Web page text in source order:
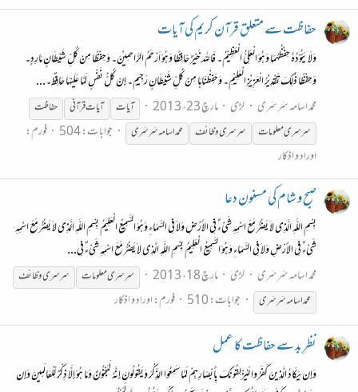
حفاظت سے متعلق قرآن کریم کی آیات
وَلَایَئُوْدُہٗ حِفْظُهُمَا وَهُوَ الْعَلِيُّ الْعَظِيْمُ۔ فَالله خَيْرٌ حَافِظًا وَهُوَ اَرْحَمُ الرَّاحِمِيْنَ۔ وَحِفْظًا مِنْ كُلِّ شَيْطَانٍ مَارِدٍ۔
وَحِفْظًا ذٰلِكَ تَقْدِيْرُ الْعَزِيْزِ الْعَلِيْمِ۔ وَحَفِظْنَاهَا مِنْ كُلِّ شَيْطَانٍ رَجِيمٍ۔ إِنْ كُلُّ نَفْسٍ لَمَّا عَلَيْهَا حَافِظٌ۔...
محمد اسامہ سَرسَری
لڑی مارچ 23، 2013 آیات آیات قرآنی
حفاظت
سرسریمعلومات سرسریوظائف محمد اسامہ سَرسَری جوابات: 504
فورم:
اوراد و اذکار
صبح و شام کی مسنون دعا
بِسْمِ اللَّهِ الَّذِى لاَ يَضُرُّ مَعَ اسْمِهِ شَىْءٌ فِى الأَرْضِ وَلاَ فِى السَّمَاءِ وَهُوَ السَّمِيعُ الْعَلِيمُ بِسْمِ اللَّهِ الَّذِى لاَ يَضُرُّ مَعَ اسْمِهِ
شَىْءٌ فِى الأَرْضِ وَلاَ فِى السَّمَاءِ وَهُوَ السَّمِيعُ الْعَلِيمُ بِسْمِ اللَّهِ الَّذِى لاَ يَضُرُّ مَعَ اسْمِهِ شَىْءٌ فِى...
محمد اسامہ سَرسَری
لڑی مارچ 18، 2013 سرسریمعلومات سرسریوظائف
محمد اسامہ سَرسَری
جوابات: 510 فورم:اوراد و اذکار
نظرِ بد سے حفاظت کا عمل
وَإِن يَكَادُ الَّذِينَ كَفَرُوا لَيُزْلِقُونَكَ بِأَبْصَارِهِمْ لَمَّا سَمِعُوا الذِّكْرَ وَيَقُولُونَ إِنَّهُ لَمَجْنُونٌ وَمَا هُوَ إِلَّا ذِكْرٌ لِّلْعَالَمِينَ وَإِن